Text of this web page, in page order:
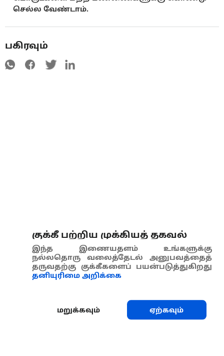
செல்ல வேண்டாம்.
பகிரவும்
குக்கீ பற்றிய முக்கியத் தகவல்
இந்த இணையதளம் உங்களுக்கு
நல்லதொரு வலைத்தேடல் அனுபவத்தைத்
தருவதற்கு குக்கீகளைப் பயன்படுத்துகிறது
தனியுரிமை அறிக்கை
மறுக்கவும் ஏற்கவும்